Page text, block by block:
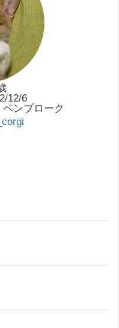
12/6
ンブローク